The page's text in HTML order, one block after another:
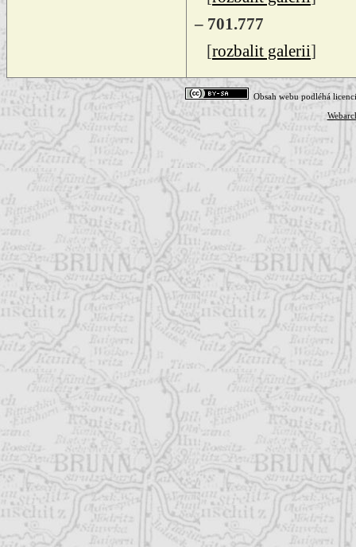
– 701.777
[rozbalit galerii]
Obsah webu podléhá